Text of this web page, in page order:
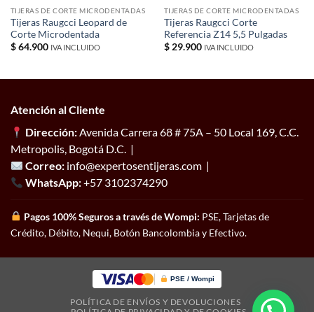
TIJERAS DE CORTE MICRODENTADAS
Tijeras Raugcci Leopard de
Corte Microdentada
$64.900 IVA INCLUIDO
TIJERAS DE CORTE MICRODENTADAS
Tijeras Raugcci Corte
Referencia Z14 5,5 Pulgadas
$29.900 IVA INCLUIDO
Atención al Cliente
Dirección:Avenida Carrera 68 # 75A – 50 Local 169, C.C.
Metropolis, Bogotá D.C. |
Correo: info@expertosentijeras.com |
WhatsApp:+57 3102374290
Pagos 100% Seguros a través de Wompi: PSE, Tarjetas de
Crédito, Débito, Nequi, Botón Bancolombia y Efectivo.
PSE / Wompi
POLÍTICA DE ENVÍOS Y DEVOLUCIONES